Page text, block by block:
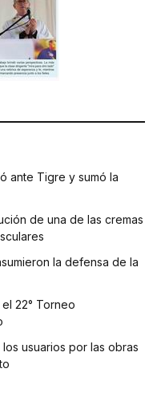
ante Tigre y sumó la
de una de las cremas
la defensa de la
22° Torneo
usuarios por las obras